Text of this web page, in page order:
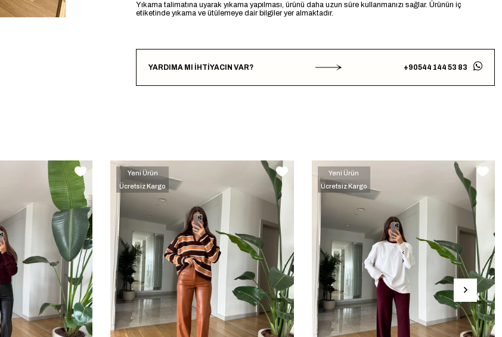
Yıkama talimatına uyarak yıkama yapılması, ürünü daha uzun süre kullanmanızı sağlar. Ürünün iç
etiketinde yıkama ve ütülemeye dair bilgiler yer almaktadır.
YARDIMA MI İHTİYACIN VAR? +90544 144 53 83
›
‹
›
Yeni Ürün
Ücretsiz Kargo
‹
›
Yeni Ürün
Ücretsiz Kargo